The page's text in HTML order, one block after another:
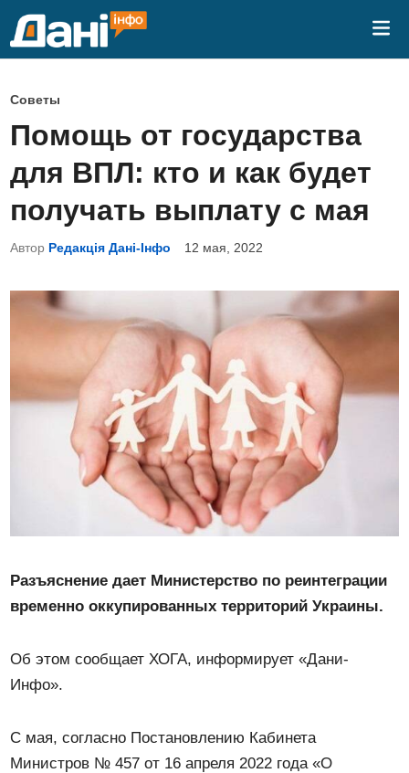
О
п
у
б
л
и
к
в
Советы
Помощь от государства
для ВПЛ: кто и как будет
получать выплату с мая
Автор Редакція Дані-Інфо 12 мая, 2022
Разъяснение дает Министерство по реинтеграции
временно оккупированных территорий Украины.
Об этом сообщает ХОГА, информирует «Дани-
Инфо».
С мая, согласно Постановлению Кабинета
Министров № 457 от 16 апреля 2022 года «О